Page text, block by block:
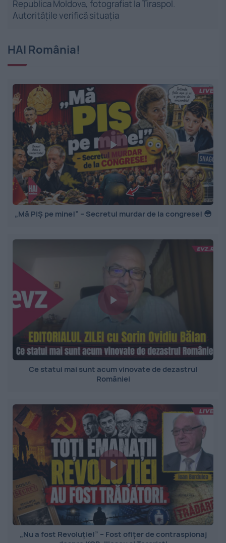
Republica Moldova, fotografiat la Tiraspol.
Autoritățile verifică situația
HAI România!
„Mă PIȘ pe mine!” – Secretul murdar de la congrese! 😳
Ce statui mai sunt acum vinovate de dezastrul
României
„Nu a fost Revoluție!” – Fost ofițer de contraspionaj